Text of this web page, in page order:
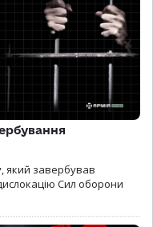
який завербував
Сил оборони